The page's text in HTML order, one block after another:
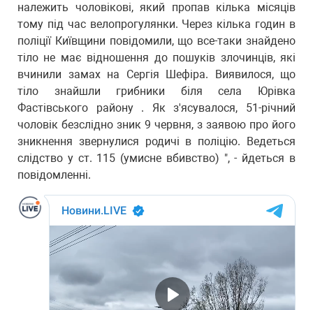
належить чоловікові, який пропав кілька місяців
тому під час велопрогулянки. Через кілька годин в
поліції Київщини повідомили, що все-таки знайдено
тіло не має відношення до пошуків злочинців, які
вчинили замах на Сергія Шефіра. Виявилося, що
тіло знайшли грибники біля села Юрівка
Фастівського району . Як з'ясувалося, 51-річний
чоловік безслідно зник 9 червня, з заявою про його
зникнення звернулися родичі в поліцію. Ведеться
слідство у ст. 115 (умисне вбивство) ", - йдеться в
повідомленні.